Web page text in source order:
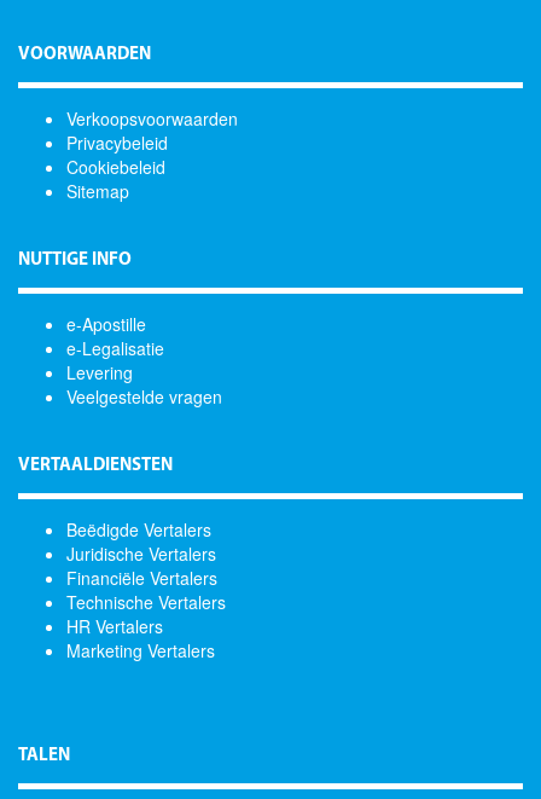
VOORWAARDEN
Verkoopsvoorwaarden
Privacybeleid
Cookiebeleid
Sitemap
NUTTIGE INFO
e-Apostille
e-Legalisatie
Levering
Veelgestelde vragen
VERTAALDIENSTEN
Beëdigde Vertalers
Juridische Vertalers
Financiële Vertalers
Technische Vertalers
HR Vertalers
Marketing Vertalers
TALEN